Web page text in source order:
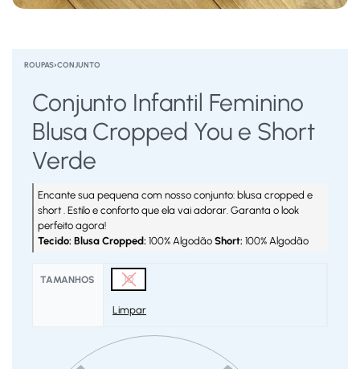
ROUPAS›CONJUNTO
Conjunto Infantil Feminino
Blusa Cropped You e Short
Verde
Encante sua pequena com nosso conjunto: blusa cropped e
short . Estilo e conforto que ela vai adorar. Garanta o look
perfeito agora!
Tecido: Blusa Cropped: 100% Algodão Short: 100% Algodão
TAMANHOS 10
Limpar